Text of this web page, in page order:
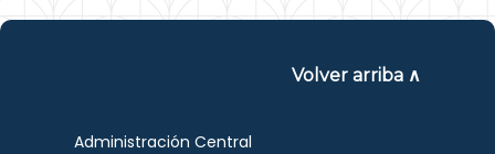
Volver arriba ∧
Administración Central